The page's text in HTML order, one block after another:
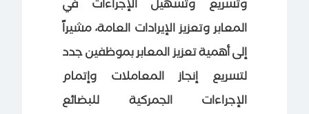
وتسريع وتسهيل الإجراءات في
المعابر وتعزيز الإيرادات العامة، مشيراً
إلى أهمية تعزيز المعابر بموظفين جدد
لتسريع إنجاز المعاملات وإتمام
الإجراءات الجمركية للبضائع